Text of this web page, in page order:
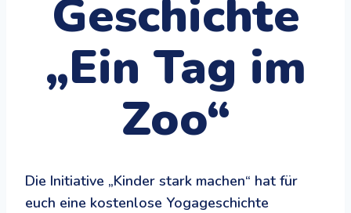
Geschichte
„Ein Tag im
Zoo“
Die Initiative „Kinder stark machen“ hat für
euch eine kostenlose Yogageschichte